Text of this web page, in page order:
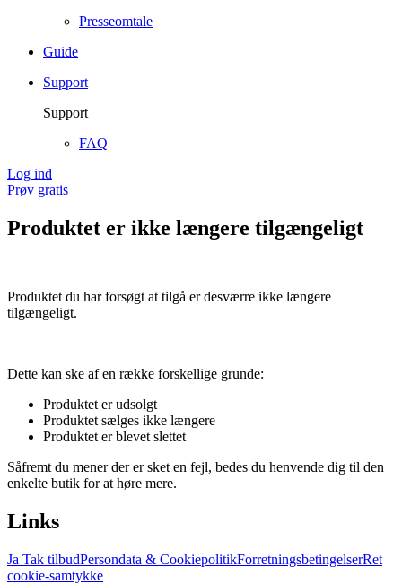
Presseomtale
Guide
Support
Support
FAQ
Log ind
Prøv gratis
Produktet er ikke længere tilgængeligt
Produktet du har forsøgt at tilgå er desværre ikke længere
tilgængeligt.
Dette kan ske af en række forskellige grunde:
Produktet er udsolgt
Produktet sælges ikke længere
Produktet er blevet slettet
Såfremt du mener der er sket en fejl, bedes du henvende dig til den
enkelte butik for at høre mere.
Links
Ja Tak tilbudPersondata & CookiepolitikForretningsbetingelserRet
cookie-samtykke